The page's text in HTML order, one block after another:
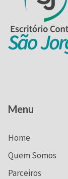
Menu
Home
Quem Somos
Parceiros